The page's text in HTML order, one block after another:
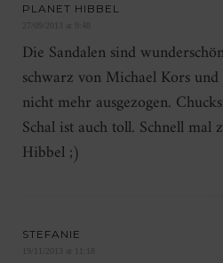
PLANET HIBBEL
27/09/2013 at 9:48
Die Sandalen sind
schwarz von Michael Kors
nicht mehr ausgezogen.
Schal ist auch toll. Schnell mal
Hibbel ;)
STEFANIE